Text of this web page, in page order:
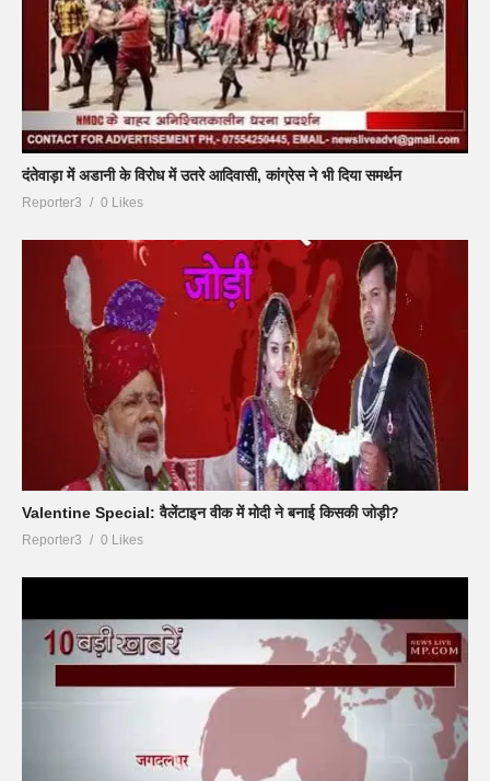
दंतेवाड़ा में अडानी के विरोध में उतरे आदिवासी, कांग्रेस ने भी दिया समर्थन
Reporter3 0 Likes
Valentine Special: वैलेंटाइन वीक में मोदी ने बनाई किसकी जोड़ी?
Reporter3 0 Likes